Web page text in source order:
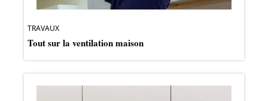
TRAVAUX
Tout sur la ventilation maison